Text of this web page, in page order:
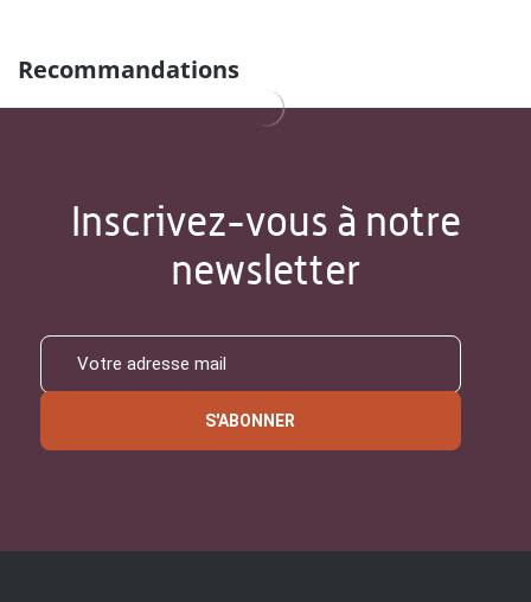
Recommandations
Inscrivez-vous à notre
newsletter
S'ABONNER